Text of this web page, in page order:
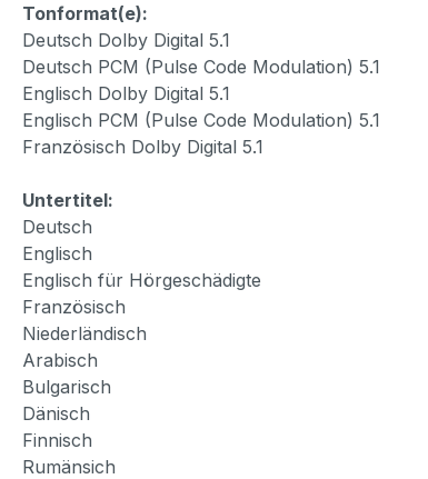
Tonformat(e):
Deutsch Dolby Digital 5.1
Deutsch PCM (Pulse Code Modulation) 5.1
Englisch Dolby Digital 5.1
Englisch PCM (Pulse Code Modulation) 5.1
Französisch Dolby Digital 5.1
Untertitel:
Deutsch
Englisch
Englisch für Hörgeschädigte
Französisch
Niederländisch
Arabisch
Bulgarisch
Dänisch
Finnisch
Rumänsich